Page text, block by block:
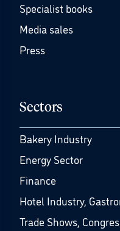
Specialist books
Media sales
Press
Sectors
Bakery Industry
Energy Sector
Finance
Hotel Industry,
Trade Shows,